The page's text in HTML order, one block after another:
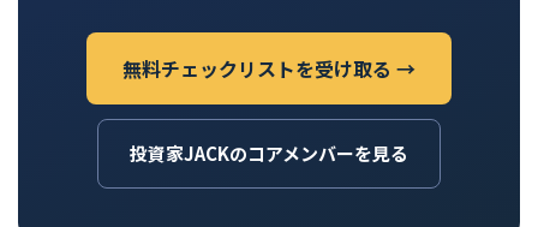
無料チェックリストを受け取る →
投資家JACKのコアメンバーを見る